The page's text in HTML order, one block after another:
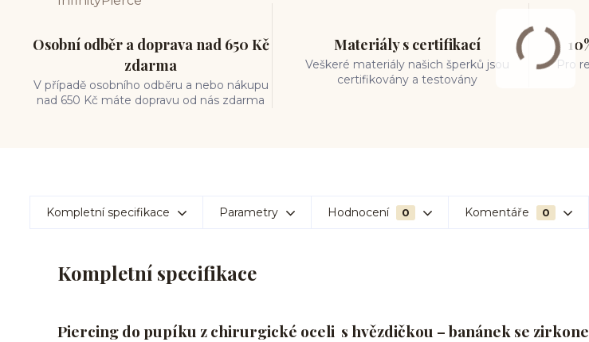
Osobní odběr a doprava nad 650 Kč
zdarma
V případě osobního odběru a nebo nákupu
nad 650 Kč máte dopravu od nás zdarma
Materiály s certifikací
Veškeré materiály našich šperků jsou
certifikovány a testovány
Pro
Kompletní specifikace Parametry Hodnocení 0 Komentáře 0
Kompletní specifikace
Piercing do pupíku z chirurgické oceli s hvězdičkou – banánek se